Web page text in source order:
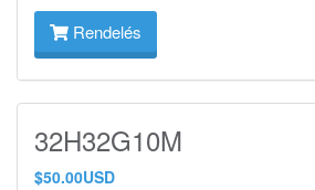
Rendelés
32H32G10M
$50.00USD